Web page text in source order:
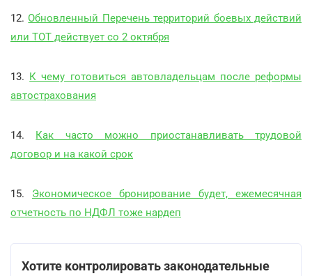
12. Обновленный Перечень территорий боевых действий
или ТОТ действует со 2 октября
13. К чему готовиться автовладельцам после реформы
автострахования
14. Как часто можно приостанавливать трудовой
договор и на какой срок
15. Экономическое бронирование будет, ежемесячная
отчетность по НДФЛ тоже нардеп
Хотите контролировать законодательные